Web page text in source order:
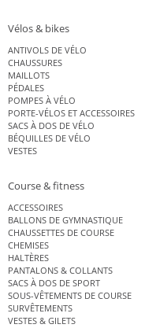
Vélos & bikes
ANTIVOLS DE VÉLO
CHAUSSURES
MAILLOTS
PÉDALES
POMPES À VÉLO
PORTE-VÉLOS ET ACCESSOIRES
SACS À DOS DE VÉLO
BÉQUILLES DE VÉLO
VESTES
Course & fitness
ACCESSOIRES
BALLONS DE GYMNASTIQUE
CHAUSSETTES DE COURSE
CHEMISES
HALTÈRES
PANTALONS & COLLANTS
SACS À DOS DE SPORT
SOUS-VÊTEMENTS DE COURSE
SURVÊTEMENTS
VESTES & GILETS